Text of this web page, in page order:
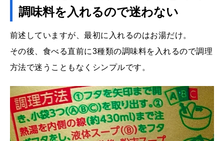
調味料を入れるので迷わない
前述していますが、最初に入れるのはお湯だけ。
その後、食べる直前に3種類の調味料を入れるので調理
方法で迷うこともなくシンプルです。